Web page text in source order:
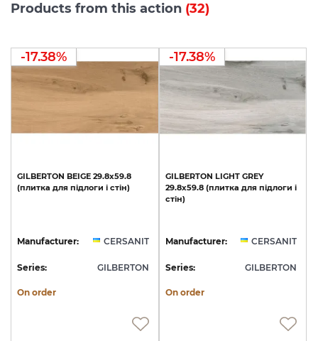
Products from this action (32)
-17.38%
GILBERTON BEIGE 29.8х59.8
(плитка для підлоги і стін)
Manufacturer: CERSANIT
Series: GILBERTON
On order
-17.38%
GILBERTON LIGHT GREY
29.8х59.8 (плитка для підлоги і
стін)
Manufacturer: CERSANIT
Series: GILBERTON
On order